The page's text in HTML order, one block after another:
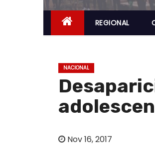
n
REGIONAL
NACIONAL
Nov 16, 2017